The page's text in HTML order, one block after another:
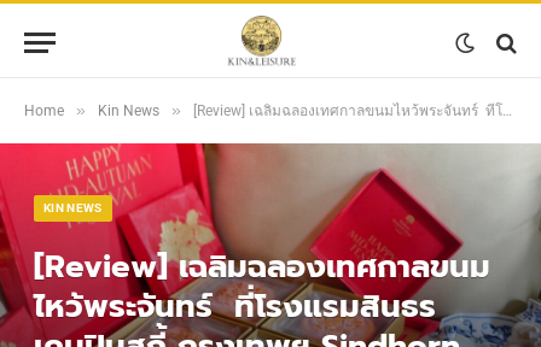
Home » Kin News » [Review] เฉลิมฉลองเทศกาลขนมไหว้พระจันทร์ ที่โรงแรมสินธร เคมปินสกี้ กรุงเทพฯ Sindhorn Kempinski Mooncake 2024
KIN NEWS
[Review] เฉลิมฉลองเทศกาลขนม
ไหว้พระจันทร์ ที่โรงแรมสินธร